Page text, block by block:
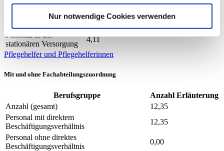
Nur notwendige Cookies verwenden
Beschäftigungsverhältnis
Personal in der
0,00
Personal in der
stationären Versorgung
4,11
Pflegehelfer und Pflegehelferinnen
Mit und ohne Fachabteilungszuordnung
Berufsgruppe Anzahl Erläuterung
Anzahl (gesamt)
12,35
Personal mit direktem
Beschäftigungsverhältnis
12,35
Personal ohne direktes
Beschäftigungsverhältnis
0,00